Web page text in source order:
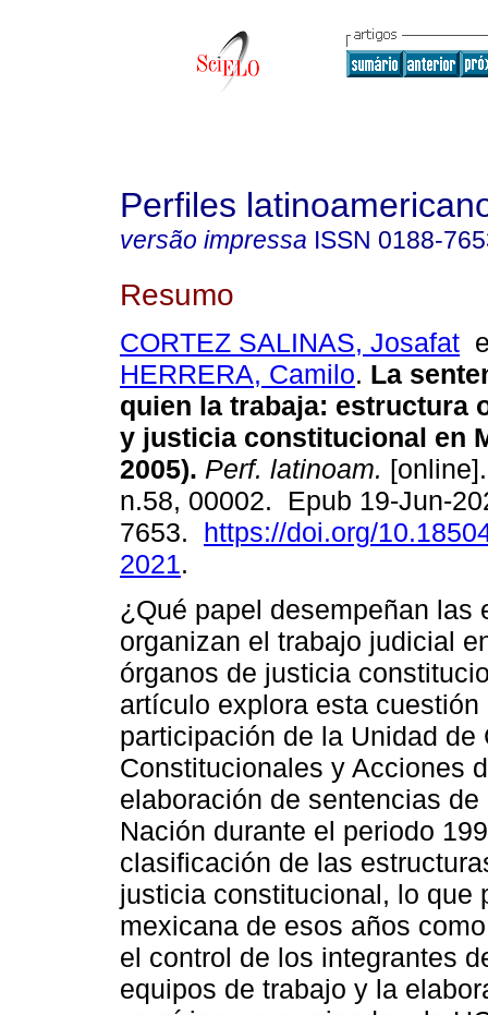
Perfiles
versão impressa ISSN 0188-
Resumo
CORTEZ SALINAS, Josafat
HERRERA, Camilo. La
quien la trabaja: estructura
y justicia constitucional en
2005). Perf. latinoam.
n.58, 00002. Epub 19-Jun-
7653. https://doi.org/
2021.
¿Qué papel desempeñan las
organizan el trabajo judicial
órganos de justicia
artículo explora esta
participación de la Unidad de
Constitucionales y Acciones
elaboración de sentencias
Nación durante el periodo
clasificación de las
justicia constitucional, lo que
mexicana de esos años
el control de los integrantes
equipos de trabajo y la